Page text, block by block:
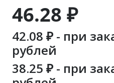
46.28 ₽
42.08 ₽ - при
рублей
38.25 ₽ - при